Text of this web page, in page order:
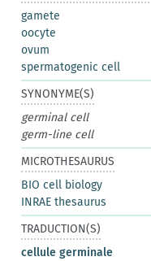
gamete
oocyte
ovum
spermatogenic cell
SYNONYME(S)
germinal cell
germ-line cell
MICROTHESAURUS
BIO cell biology
INRAE thesaurus
TRADUCTION(S)
cellule germinale